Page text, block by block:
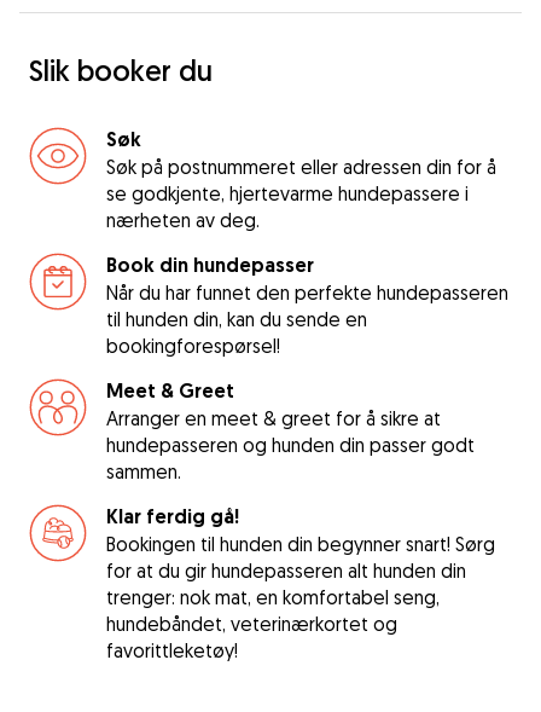
Slik booker du
Søk
Søk på postnummeret eller adressen din for å
se godkjente, hjertevarme hundepassere i
nærheten av deg.
Book din hundepasser
Når du har funnet den perfekte hundepasseren
til hunden din, kan du sende en
bookingforespørsel!
Meet & Greet
Arranger en meet & greet for å sikre at
hundepasseren og hunden din passer godt
sammen.
Klar ferdig gå!
Bookingen til hunden din begynner snart! Sørg
for at du gir hundepasseren alt hunden din
trenger: nok mat, en komfortabel seng,
hundebåndet, veterinærkortet og
favorittleketøy!